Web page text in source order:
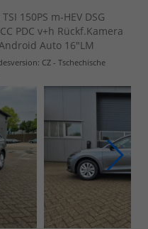
150PS m-HEV DSG
PDC v+h Rückf.Kamera
Auto 16"LM
CZ - Tschechische